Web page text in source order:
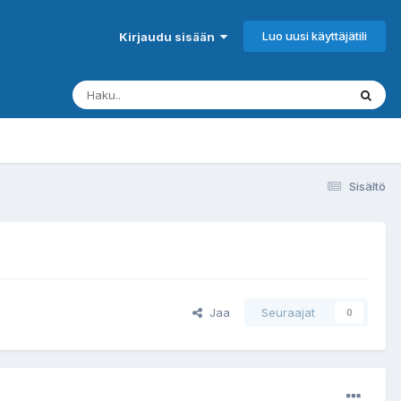
Kirjaudu sisään Luo uusi käyttäjätili
Sisältö
Jaa Seuraajat 0